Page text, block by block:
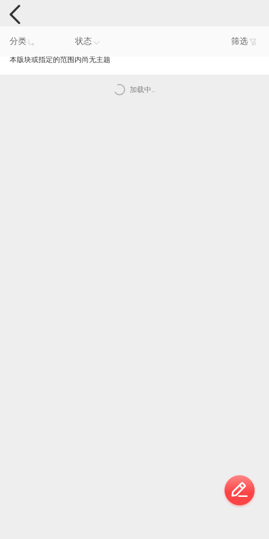
手机反馈
分类 状态 筛选
本版块或指定的范围内尚无主题
加载中..